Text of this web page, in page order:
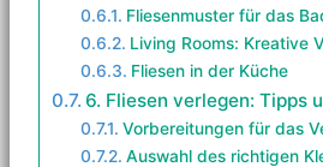
Fliesenmuster für das
Living Rooms: Kreative
Fliesen in der Küche
6. Fliesen verlegen: Tipps
Vorbereitungen für das
Auswahl des richtigen